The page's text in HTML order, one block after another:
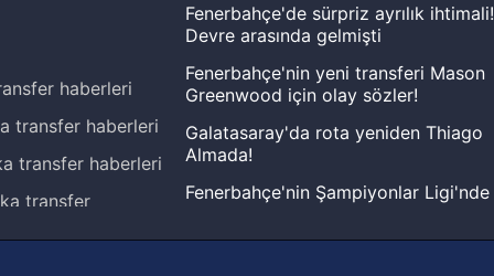
haberleri
transfer haberleri
transfer haberleri
transfer
Fenerbahçe'de sürpriz ayrılık ihtimali!
Devre arasında gelmişti
Fenerbahçe'nin yeni transferi Mason
Greenwood için olay sözler!
Galatasaray'da rota yeniden Thiago
Almada!
Fenerbahçe'nin Şampiyonlar Ligi'nde
Zabrze'yi elerlerse...